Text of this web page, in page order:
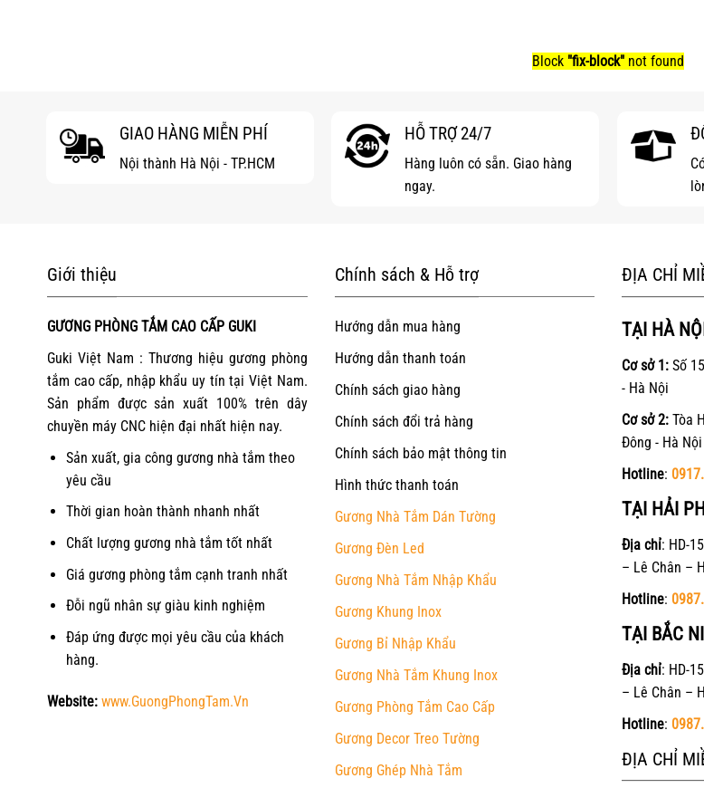
Block "fix-block" not found
GIAO HÀNG MIỄN PHÍ
Nội thành Hà Nội - TP.HCM
HỖ TRỢ 24/7
Hàng luôn có sẵn. Giao hàng
ngay.
Giới thiệu
GƯƠNG PHÒNG TẮM CAO CẤP GUKI
Guki Việt Nam : Thương hiệu gương phòng
tắm cao cấp, nhập khẩu uy tín tại Việt Nam.
Sản phẩm được sản xuất 100% trên dây
chuyền máy CNC hiện đại nhất hiện nay.
Sản xuất, gia công gương nhà tắm theo
yêu cầu
Thời gian hoàn thành nhanh nhất
Chất lượng gương nhà tắm tốt nhất
Giá gương phòng tắm cạnh tranh nhất
Đỗi ngũ nhân sự giàu kinh nghiệm
Đáp ứng được mọi yêu cầu của khách
hàng.
Website: www.GuongPhongTam.Vn
Chính sách & Hỗ trợ
Hướng dẫn mua hàng
Hướng dẫn thanh toán
Chính sách giao hàng
Chính sách đổi trả hàng
Chính sách bảo mật thông tin
Hình thức thanh toán
Gương Nhà Tắm Dán Tường
Gương Đèn Led
Gương Nhà Tắm Nhập Khẩu
Gương Khung Inox
Gương Bỉ Nhập Khẩu
Gương Nhà Tắm Khung Inox
Gương Phòng Tắm Cao Cấp
Gương Decor Treo Tường
Gương Ghép Nhà Tắm
ĐỊA CHỈ
TẠI HÀ
Cơ sở 1: Số
- Hà Nội
Cơ sở 2: Tòa
Đông - Hà Nội
Hotline:
TẠI HẢI
Địa chỉ: HD-
– Lê Chân –
Hotline:
TẠI BẮC
Địa chỉ: HD-
– Lê Chân –
Hotline:
ĐỊA CHỈ